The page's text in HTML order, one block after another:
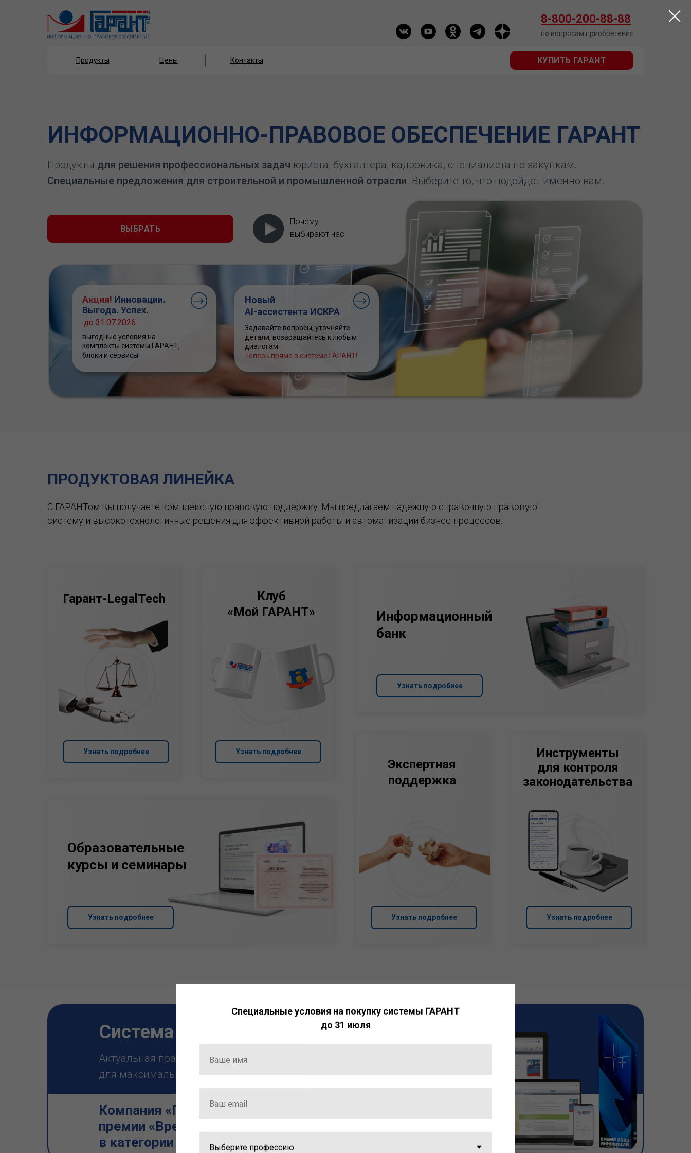
Продукты Цены Контакты
8-800-200-88-88
по вопросам приобретения
КУПИТЬ ГАРАНТ
Продукты КУПИТЬ ГАРАНТ
ИНФОРМАЦИОННО-ПРАВОВОЕ ОБЕСПЕЧЕНИЕ ГАРАНТ
Продукты для решения профессиональных задач юриста, бухгалтера, кадровика, специалиста по закупкам.
Специальные предложения для строительной и промышленной отрасли. Выберите то, что подойдет именно вам.
ВЫБРАТЬ
Почему
выбирают нас
Акция! Инновации.
Выгода. Успех.
выгодные условия на
комплекты системы ГАРАНТ,
блоки и сервисы
до 31.07.2026
Новый
AI-ассистента ИСКРА
Задавайте вопросы, уточняйте
детали, возвращайтесь к любым
диалогам.
Теперь прямо в системе ГАРАНТ!
ПРОДУКТОВАЯ ЛИНЕЙКА
С ГАРАНТом вы получаете комплексную правовую поддержку. Мы предлагаем надежную справочную правовую
систему и высокотехнологичные решения для эффективной работы и автоматизации бизнес-процессов.
Узнать подробнее
Информационный
банк
Узнать подробнее
Экспертная
поддержка
Узнать подробнее
Инструменты
для контроля
законодательства
Узнать подробнее
Клуб
«Мой ГАРАНТ»
Узнать подробнее
Образовательные
курсы и семинары
Узнать подробнее
Гарант-LegalTech
Компания «Гарант» стала победителем
премии «Время инноваций — 2025»
в категории «Искусственный интеллект»
Система ГАРАНТ
Актуальная правовая информация и инструменты
для максимально эффективной работы с ней.
Специальные условия на покупку системы ГАРАНТ
до 31 июля